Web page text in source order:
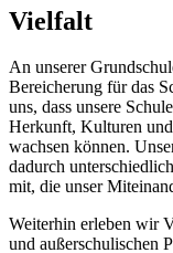
Vielfalt
An unserer
Bereicherung für das
uns, dass unsere
Herkunft, Kulturen
wachsen können.
dadurch
mit, die unser
Weiterhin erleben wir
und außerschulischen